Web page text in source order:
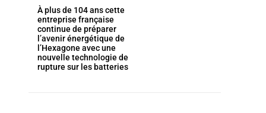
À plus de 104 ans cette
entreprise française
continue de préparer
l’avenir énergétique de
l’Hexagone avec une
nouvelle technologie de
rupture sur les batteries